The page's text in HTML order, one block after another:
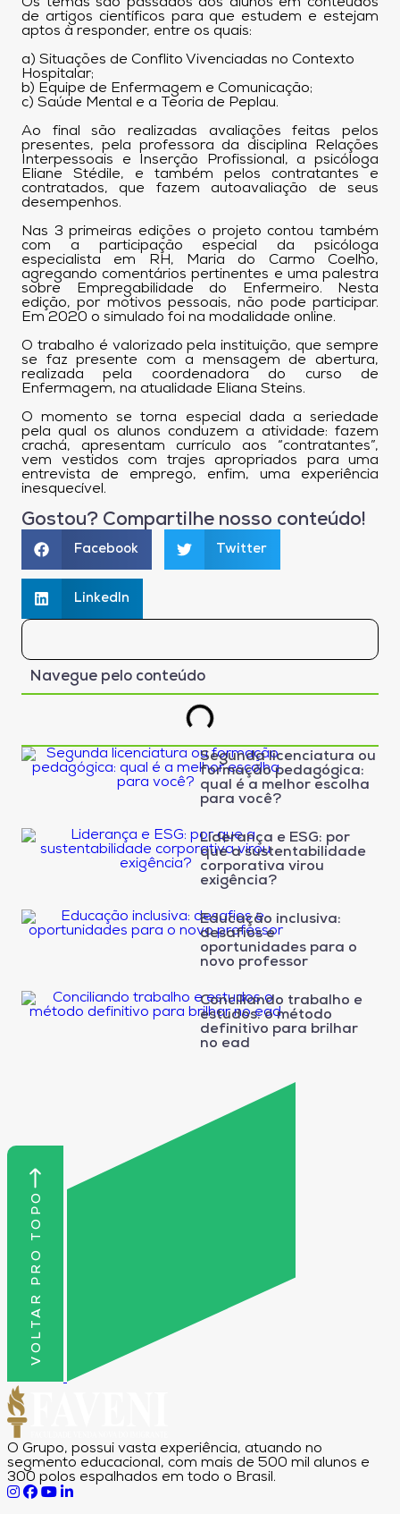
de artigos científicos para que estudem e estejam
aptos à responder, entre os quais:
a) Situações de Conflito Vivenciadas no Contexto
Hospitalar;
b) Equipe de Enfermagem e Comunicação;
c) Saúde Mental e a Teoria de Peplau.
Ao final são realizadas avaliações feitas pelos
presentes, pela professora da disciplina Relações
Interpessoais e Inserção Profissional, a psicóloga
Eliane Stédile, e também pelos contratantes e
contratados, que fazem autoavaliação de seus
desempenhos.
Nas 3 primeiras edições o projeto contou também
com a participação especial da psicóloga
especialista em RH, Maria do Carmo Coelho,
agregando comentários pertinentes e uma palestra
sobre Empregabilidade do Enfermeiro. Nesta
edição, por motivos pessoais, não pode participar.
Em 2020 o simulado foi na modalidade online.
O trabalho é valorizado pela instituição, que sempre
se faz presente com a mensagem de abertura,
realizada pela coordenadora do curso de
Enfermagem, na atualidade Eliana Steins.
O momento se torna especial dada a seriedade
pela qual os alunos conduzem a atividade: fazem
crachá, apresentam currículo aos “contratantes”,
vem vestidos com trajes apropriados para uma
entrevista de emprego, enfim, uma experiência
inesquecível.
Gostou? Compartilhe nosso conteúdo!
Facebook Twitter
LinkedIn
Navegue pelo conteúdo
Segunda licenciatura ou
formação pedagógica:
qual é a melhor escolha
para você?
Liderança e ESG: por
que a sustentabilidade
corporativa virou
exigência?
Educação inclusiva:
desafios e
oportunidades para o
novo professor
Conciliando trabalho e
estudos: o método
definitivo para brilhar
no ead
VOLTAR PRO TOPO
O Grupo, possui vasta experiência, atuando no
segmento educacional, com mais de 500 mil alunos e
300 polos espalhados em todo o Brasil.